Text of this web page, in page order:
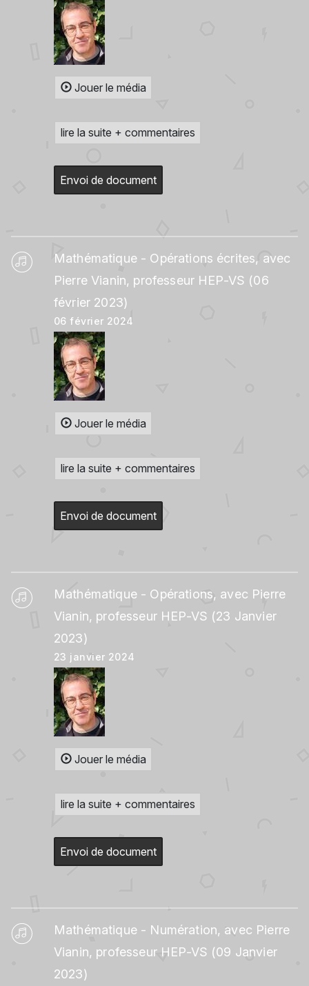
Jouer le média
lire la suite + commentaires
Envoi de document
Mathématique - Opérations écrites, avec
Pierre Vianin, professeur HEP-VS (06
février 2023)
06 février 2024
Jouer le média
lire la suite + commentaires
Envoi de document
Mathématique - Opérations, avec Pierre
Vianin, professeur HEP-VS (23 Janvier
2023)
23 janvier 2024
Jouer le média
lire la suite + commentaires
Envoi de document
Mathématique - Numération, avec Pierre
Vianin, professeur HEP-VS (09 Janvier
2023)